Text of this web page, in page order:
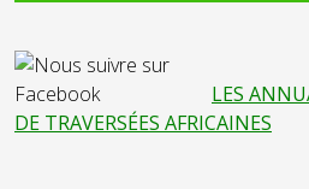
LES
DE TRAVERSÉES AFRICAINES